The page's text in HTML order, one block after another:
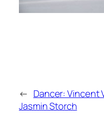
← Dancer: Vincent
Jasmin Storch